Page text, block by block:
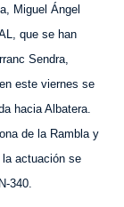
Miguel Ángel
que se han
Sendra,
este viernes se
hacia Albatera.
de la Rambla y
actuación se
340.